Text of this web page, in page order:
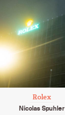
Rolex
Nicolas Spuhler